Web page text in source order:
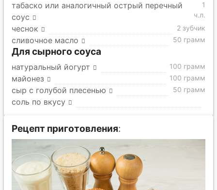
табаско или аналогичный острый перечный
соус
1
ч.л.
чеснок 2 зубчик
сливочное масло 50 грамм
Для сырного соуса
натуральный йогурт 100 грамм
майонез 100 грамм
сыр с голубой плесенью 50 грамм
соль по вкусу
Рецепт приготовления: